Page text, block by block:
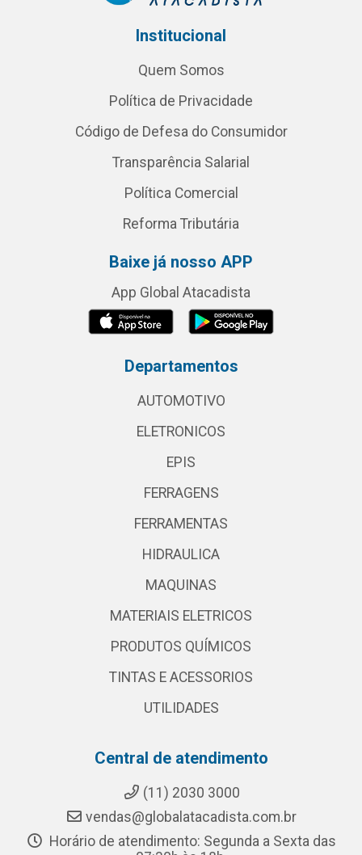
Institucional
Quem Somos
Política de Privacidade
Código de Defesa do Consumidor
Transparência Salarial
Política Comercial
Reforma Tributária
Baixe já nosso APP
App Global Atacadista
Departamentos
AUTOMOTIVO
ELETRONICOS
EPIS
FERRAGENS
FERRAMENTAS
HIDRAULICA
MAQUINAS
MATERIAIS ELETRICOS
PRODUTOS QUÍMICOS
TINTAS E ACESSORIOS
UTILIDADES
Central de atendimento
(11) 2030 3000
vendas@globalatacadista.com.br
Horário de atendimento: Segunda a Sexta das